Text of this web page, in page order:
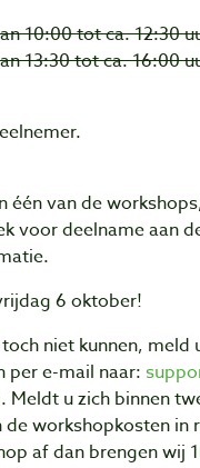
10:00 tot ca. 12:30
13:30 tot ca. 16:00
één van de
voor deelname aan
6 oktober!
niet kunnen,
per e-mail naar:
u zich binnen
workshopkosten in
af dan brengen wij